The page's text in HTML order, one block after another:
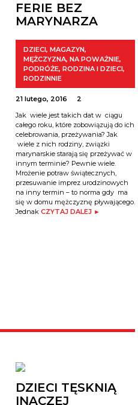
FERIE BEZ
MARYNARZA
DZIECI, MAGAZYN,
MĘŻCZYZNA, NA POWAŻNIE,
PODRÓŻE, RODZINA I DZIECI,
RODZINNIE
21 lutego, 2016
2
Jak wiele jest takich dat w ciągu
całego roku, które zobowiązują do ich
celebrowania, przeżywania? Jak
wiele z nich rodziny, związki
marynarskie starają się przeżywać w
innym terminie? Pewnie wiele.
Mrożenie potraw świątecznych,
przesuwanie imprez urodzinowych
na inny termin – to norma gdy ma
się w domu mężczyznę pływającego.
Jednak CZYTAJ DALEJ ►
DZIECI TĘSKNIĄ
INACZEJ